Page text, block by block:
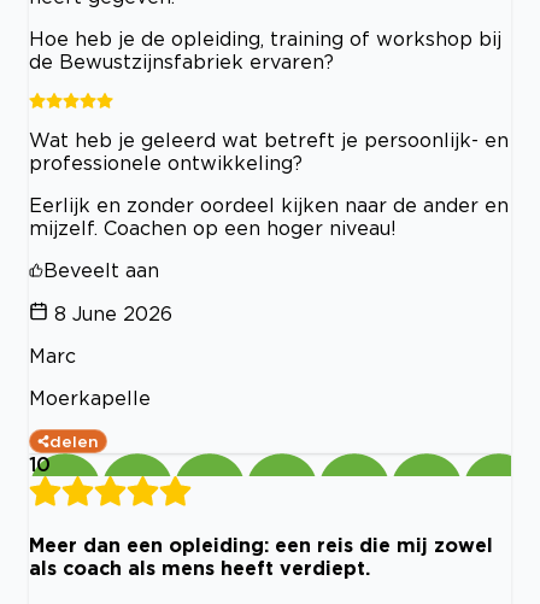
Hoe heb je de opleiding, training of workshop bij
de Bewustzijnsfabriek ervaren?
Wat heb je geleerd wat betreft je persoonlijk- en
professionele ontwikkeling?
Eerlijk en zonder oordeel kijken naar de ander en
mijzelf. Coachen op een hoger niveau!
Beveelt aan
8 June 2026
Marc
Moerkapelle
delen
10
Meer dan een opleiding: een reis die mij zowel
als coach als mens heeft verdiept.